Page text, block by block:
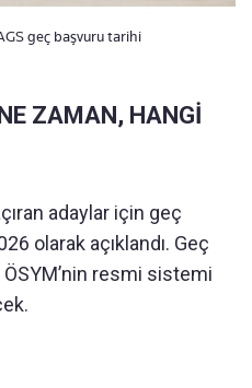
geç başvuru tarihi
ZAMAN, HANGİ
adaylar için geç
olarak açıklandı. Geç
resmi sistemi